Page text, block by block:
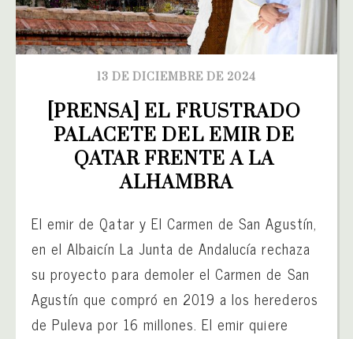
13 DE DICIEMBRE DE 2024
[PRENSA] EL FRUSTRADO
PALACETE DEL EMIR DE
QATAR FRENTE A LA
ALHAMBRA
El emir de Qatar y El Carmen de San Agustín,
en el Albaicín La Junta de Andalucía rechaza
su proyecto para demoler el Carmen de San
Agustín que compró en 2019 a los herederos
de Puleva por 16 millones. El emir quiere